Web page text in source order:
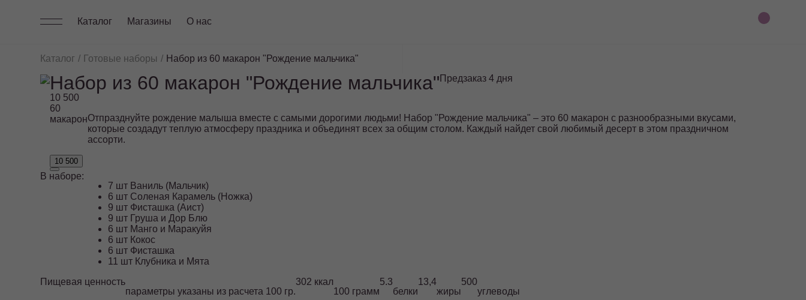
Каталог Магазины О нас
Каталог Готовые наборы Набор из 60 макарон "Рождение мальчика"
Набор из 60 макарон "Рождение мальчика" Предзаказ 4 дня
10 500
60
макаронОтпразднуйте рождение малыша вместе с самыми дорогими людьми! Набор "Рождение мальчика" – это 60 макарон с разнообразными вкусами,
которые создадут теплую атмосферу праздника и объединят всех за общим столом. Каждый найдет свой любимый десерт в этом праздничном
ассорти.
10 500
В наборе:
7 шт Ваниль (Мальчик)
6 шт Соленая Карамель (Ножка)
9 шт Фисташка (Аист)
9 шт Груша и Дор Блю
6 шт Манго и Маракуйя
6 шт Кокос
6 шт Фисташка
11 шт Клубника и Мята
Пищевая ценность
параметры указаны из расчета 100 гр.
302 ккал
100 грамм
5.3
белки
13,4
жиры
500
углеводы